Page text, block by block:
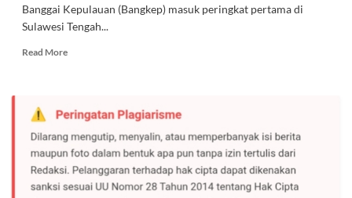
Banggai Kepulauan (Bangkep) masuk peringkat pertama di
Sulawesi Tengah...
Read MoreRead
Peringkat
Pertama
Se-
Sulteng
Penyelesaian
IMB